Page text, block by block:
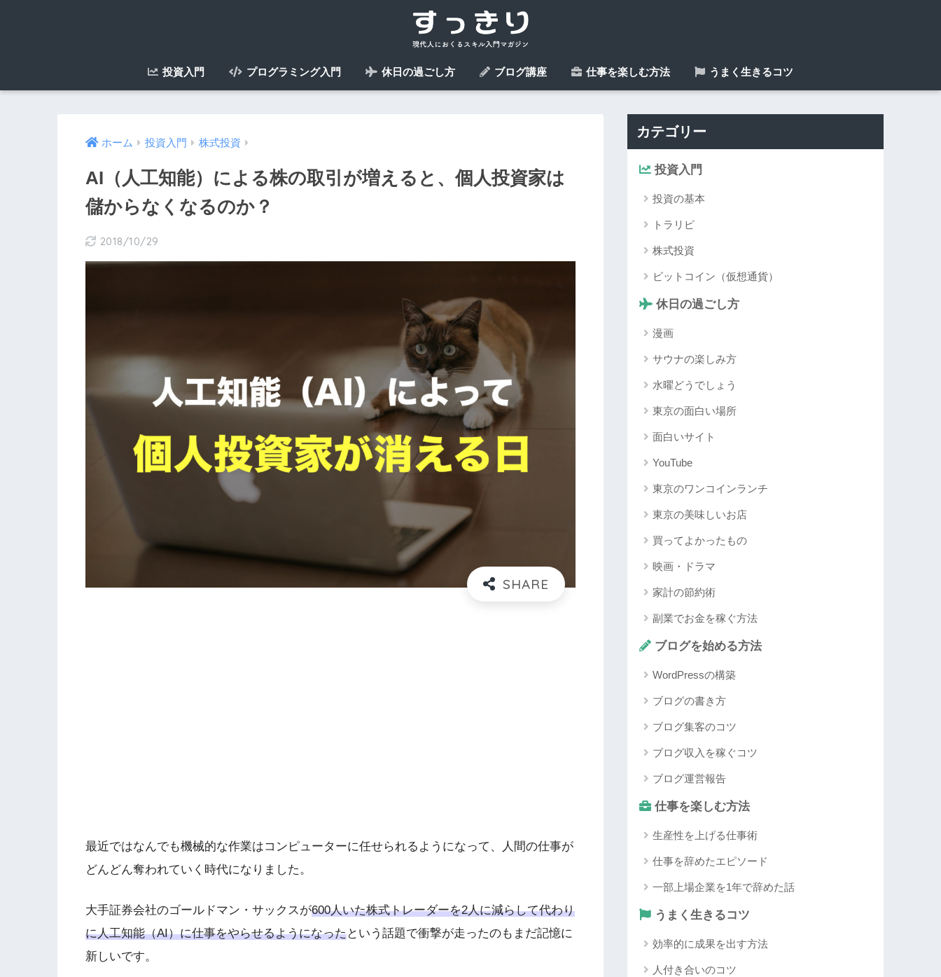
投資入門 プログラミング入門 休日の過ごし方 ブログ講座 仕事を楽しむ方法 うまく生きるコツ
ホーム 投資入門 株式投資
AI（人工知能）による株の取引が増えると、個人投資家は
儲からなくなるのか？
2018/10/29
最近ではなんでも機械的な作業はコンピューターに任せられるようになって、人間の仕事が
どんどん奪われていく時代になりました。
大手証券会社のゴールドマン・サックスが600人いた株式トレーダーを2人に減らして代わり
に人工知能（AI）に仕事をやらせるようになったという話題で衝撃が走ったのもまだ記憶に
新しいです。
カテゴリー
投資入門
投資の基本
トラリピ
株式投資
ビットコイン（仮想通貨）
休日の過ごし方
漫画
サウナの楽しみ方
水曜どうでしょう
東京の面白い場所
面白いサイト
YouTube
東京のワンコインランチ
東京の美味しいお店
買ってよかったもの
映画・ドラマ
家計の節約術
副業でお金を稼ぐ方法
ブログを始める方法
WordPressの構築
ブログの書き方
ブログ集客のコツ
ブログ収入を稼ぐコツ
ブログ運営報告
仕事を楽しむ方法
生産性を上げる仕事術
仕事を辞めたエピソード
一部上場企業を1年で辞めた話
うまく生きるコツ
効率的に成果を出す方法
人付き合いのコツ